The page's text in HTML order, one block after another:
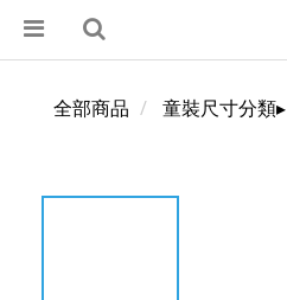
全部商品 童裝尺寸分類▸